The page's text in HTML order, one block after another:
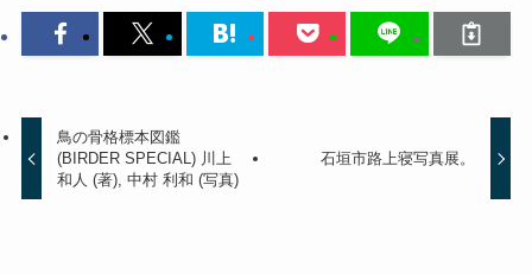
鳥の骨格標本図鑑
(BIRDER SPECIAL) 川上
和人 (著), 中村 利和 (写真)
石垣市路上寝写真展。